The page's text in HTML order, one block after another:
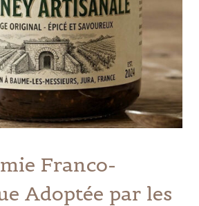
Franco-
Adoptée par les